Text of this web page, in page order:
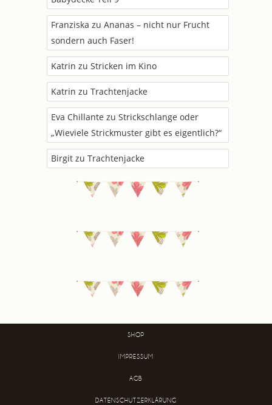
Franziska zu Ananas – nicht nur Frucht
sondern auch Faser!
Katrin zu Stricken im Kino
Katrin zu Trachtenjacke
Eva Chillante zu Strickschlange oder
„Wieviele Strickmuster gibt es eigentlich?“
Birgit zu Trachtenjacke
SHOP
IMPRESSUM
AGB
DATENSCHUTZERKLÄRUNG